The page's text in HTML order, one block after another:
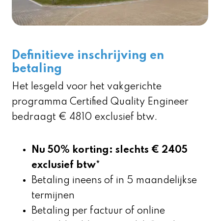
Definitieve inschrijving en
betaling
Het lesgeld voor het vakgerichte
programma Certified Quality Engineer
bedraagt € 4810 exclusief btw.
Nu 50% korting: slechts € 2405
exclusief btw*
Betaling ineens of in 5 maandelijkse
termijnen
Betaling per factuur of online